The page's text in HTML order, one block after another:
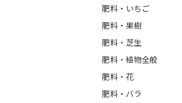
肥料・いちご
肥料・果樹
肥料・芝生
肥料・植物全般
肥料・花
肥料・バラ